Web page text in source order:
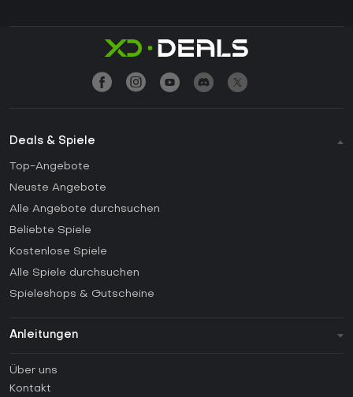
Deals & Spiele
Top-Angebote
Neuste Angebote
Alle Angebote durchsuchen
Beliebte Spiele
Kostenlose Spiele
Alle Spiele durchsuchen
Spieleshops & Gutscheine
Anleitungen
Anleitungen
Über uns
Kontakt